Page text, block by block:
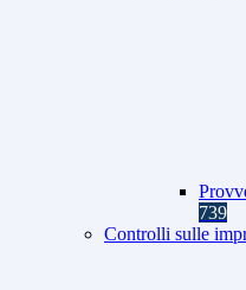
739
Controlli sulle